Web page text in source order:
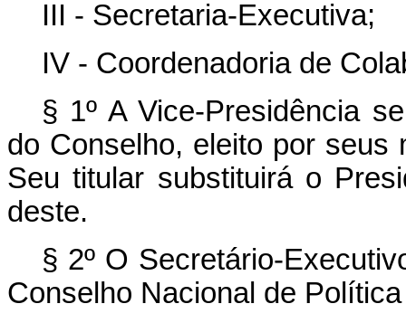
III - Secretaria-Executiva;
IV - Coordenadoria de
§ 1º A Vice-Presidência
do Conselho, eleito por seus
Seu titular substituirá o
deste.
§ 2º O Secretário-
Conselho Nacional de